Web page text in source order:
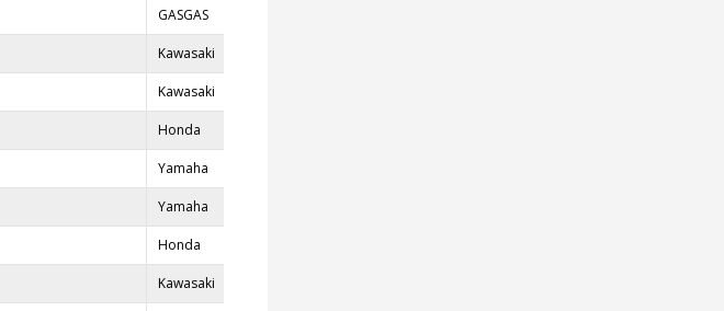
GASGAS
Kawasaki
Kawasaki
Honda
Yamaha
Yamaha
Honda
Kawasaki